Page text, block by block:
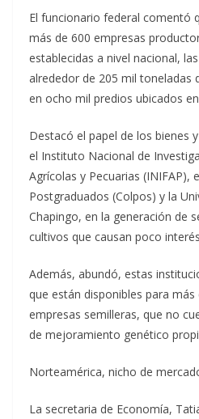
El funcionario federal comentó
más de 600 empresas
establecidas a nivel nacional,
alrededor de 205 mil toneladas
en ocho mil predios ubicados
Destacó el papel de los bienes
el Instituto Nacional de
Agrícolas y Pecuarias (INIFAP),
Postgraduados (Colpos) y la
Chapingo, en la generación de
cultivos que causan poco
Además, abundó, estas
que están disponibles para más
empresas semilleras, que no
de mejoramiento genético
Norteamérica, nicho de
La secretaria de Economía,